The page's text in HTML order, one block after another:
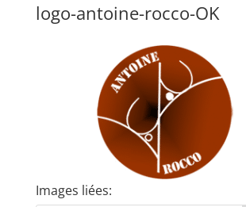
logo-antoine-rocco-OK
Images liées: